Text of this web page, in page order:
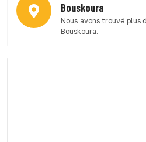
Bouskoura
Nous avons trouvé plus
Bouskoura.